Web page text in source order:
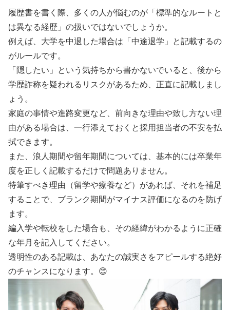
履歴書を書く際、多くの人が悩むのが「標準的なルートと
は異なる経歴」の扱いではないでしょうか。
例えば、大学を中退した場合は「中途退学」と記載するの
がルールです。
「隠したい」という気持ちから書かないでいると、後から
学歴詐称を疑われるリスクがあるため、正直に記載しまし
ょう。
家庭の事情や進路変更など、前向きな理由や致し方ない理
由がある場合は、一行添えておくと採用担当者の不安を払
拭できます。
また、浪人期間や留年期間については、基本的には卒業年
度を正しく記載するだけで問題ありません。
特筆すべき理由（留学や療養など）があれば、それを補足
することで、ブランク期間がマイナス評価になるのを防げ
ます。
編入学や転校をした場合も、その経緯がわかるように正確
な年月を記入してください。
透明性のある記載は、あなたの誠実さをアピールする絶好
のチャンスになります。😊